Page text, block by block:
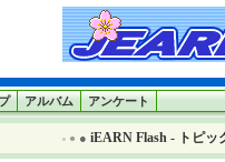
アルバム アンケート
● ● ● iEARN Flash - トピッ